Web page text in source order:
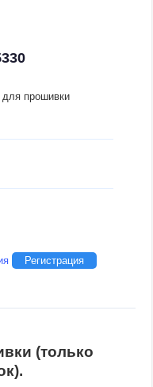
прошивки
Регистрация
(только